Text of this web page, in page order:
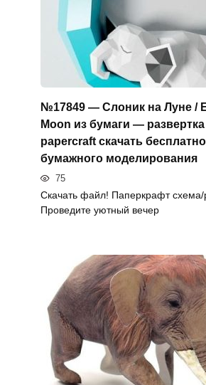
№17849 — Слоник на Луне /
Moon из бумаги —
papercraft скачать
бумажного моделирования
75
Скачать файл! Паперкрафт схема/
Проведите уютный вечер